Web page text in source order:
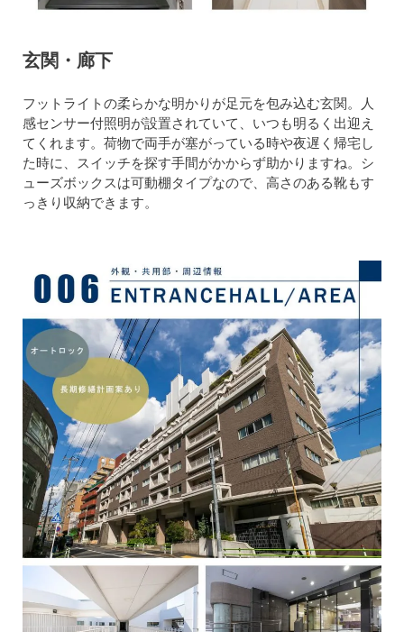
玄関・廊下
フットライトの柔らかな明かりが足元を包み込む玄関。人
感センサー付照明が設置されていて、いつも明るく出迎え
てくれます。荷物で両手が塞がっている時や夜遅く帰宅し
た時に、スイッチを探す手間がかからず助かりますね。シ
ューズボックスは可動棚タイプなので、高さのある靴もす
っきり収納できます。